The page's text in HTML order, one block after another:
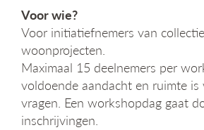
Voor wie?
Voor initiatiefnemers van
woonprojecten.
Maximaal 15 deelnemers per
voldoende aandacht en ruimte is
vragen. Een workshopdag gaat
inschrijvingen.